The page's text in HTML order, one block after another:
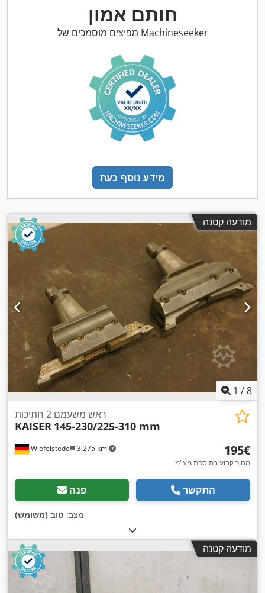
חותם אמון
מפיצים מוסמכים של Machineseeker
מידע נוסף כעת
מודעה קטנה
1 /8
Wiefelstede 3,275 km
ראש משעמם 2 חתיכות
KAISER 145-230/225-310 mm
‏195 ‏€
מחיר קבוע בתוספת מע"מ
פנה התקשר
מצב: טוב (משומש) ,
מודעה קטנה